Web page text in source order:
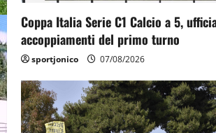
Coppa Italia Serie C1 Calcio a 5,
accoppiamenti del primo turno
sportjonico 07/08/2026